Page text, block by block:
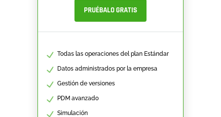
PRUÉBALO GRATIS
Todas las operaciones del plan Estándar
Datos administrados por la empresa
Gestión de versiones
PDM avanzado
Simulación